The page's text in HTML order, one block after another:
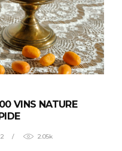
VINS NATURE
2.05k